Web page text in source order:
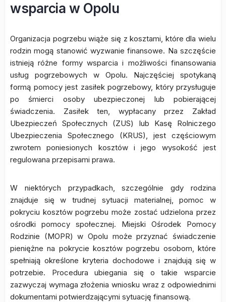
wsparcia w Opolu
Organizacja pogrzebu wiąże się z kosztami, które dla wielu
rodzin mogą stanowić wyzwanie finansowe. Na szczęście
istnieją różne formy wsparcia i możliwości finansowania
usług pogrzebowych w Opolu. Najczęściej spotykaną
formą pomocy jest zasiłek pogrzebowy, który przysługuje
po śmierci osoby ubezpieczonej lub pobierającej
świadczenia. Zasiłek ten, wypłacany przez Zakład
Ubezpieczeń Społecznych (ZUS) lub Kasę Rolniczego
Ubezpieczenia Społecznego (KRUS), jest częściowym
zwrotem poniesionych kosztów i jego wysokość jest
regulowana przepisami prawa.
W niektórych przypadkach, szczególnie gdy rodzina
znajduje się w trudnej sytuacji materialnej, pomoc w
pokryciu kosztów pogrzebu może zostać udzielona przez
ośrodki pomocy społecznej. Miejski Ośrodek Pomocy
Rodzinie (MOPR) w Opolu może przyznać świadczenie
pieniężne na pokrycie kosztów pogrzebu osobom, które
spełniają określone kryteria dochodowe i znajdują się w
potrzebie. Procedura ubiegania się o takie wsparcie
zazwyczaj wymaga złożenia wniosku wraz z odpowiednimi
dokumentami potwierdzającymi sytuację finansową.